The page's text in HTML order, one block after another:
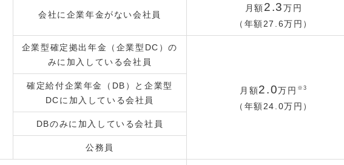
会社に企業年金がない会社員
月額 2.3 万円
（年額27.6万円）
企業型確定拠出年金（企業型DC）の
みに加入している会社員
月額2.0万円 ※3
（年額24.0万円）
確定給付企業年金（DB）と企業型
DCに加入している会社員
DBのみに加入している会社員
公務員